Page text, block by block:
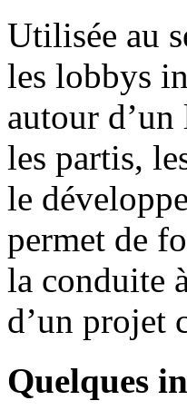
Utilisée au
les lobbys
autour
les partis,
le
permet de
la conduite
d’un projet
Quelques